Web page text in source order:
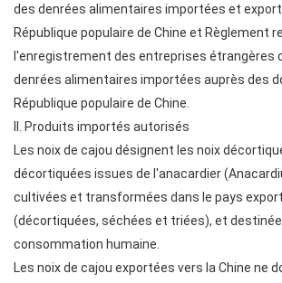
des denrées alimentaires importées et
République populaire de Chine et Règlement
l'enregistrement des entreprises étrangères
denrées alimentaires importées auprès des
République populaire de Chine.
II. Produits importés autorisés
Les noix de cajou désignent les noix
décortiquées issues de l'anacardier
cultivées et transformées dans le pays
(décortiquées, séchées et triées), et
consommation humaine.
Les noix de cajou exportées vers la Chine ne